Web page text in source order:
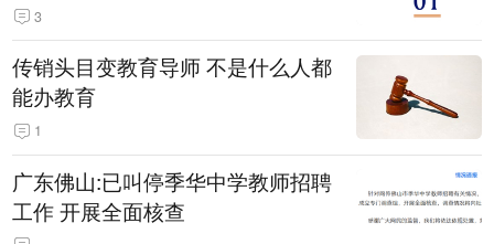
3
传销头目变教育导师 不是什么人都
能办教育
1
广东佛山:已叫停季华中学教师招聘
工作 开展全面核查